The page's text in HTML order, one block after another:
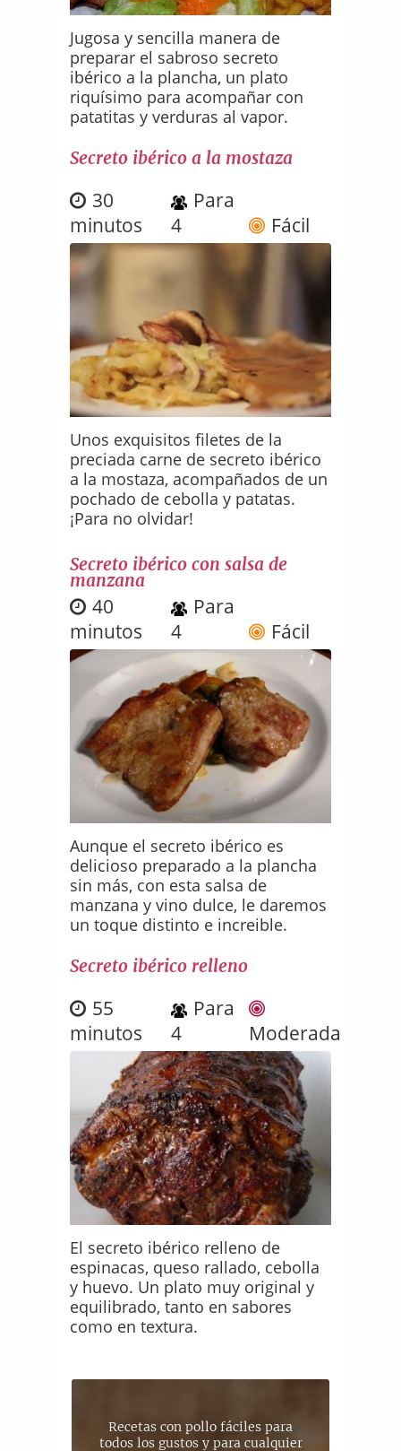
Jugosa y sencilla manera de
preparar el sabroso secreto
ibérico a la plancha, un plato
riquísimo para acompañar con
patatitas y verduras al vapor.
Secreto ibérico a la mostaza
30
minutos
Para
4
Fácil
Unos exquisitos filetes de la
preciada carne de secreto ibérico
a la mostaza, acompañados de un
pochado de cebolla y patatas.
¡Para no olvidar!
Secreto ibérico con salsa de
manzana
40
minutos
Para
4
Fácil
Aunque el secreto ibérico es
delicioso preparado a la plancha
sin más, con esta salsa de
manzana y vino dulce, le daremos
un toque distinto e increible.
Secreto ibérico relleno
55
minutos
Para
4
Moderada
El secreto ibérico relleno de
espinacas, queso rallado, cebolla
y huevo. Un plato muy original y
equilibrado, tanto en sabores
como en textura.
Recetas con pollo fáciles para
todos los gustos y para cualquier